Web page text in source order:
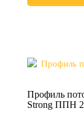
Профиль
Strong ППН